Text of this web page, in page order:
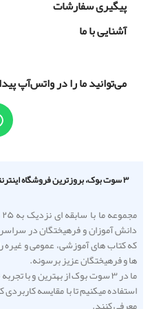
پیگیری سفارشات
آشنایی با ما
می‌توانید ما را در واتس‌آپ
۳ سوت بوک، بروزترین فروشگاه اینترنتی محصولات کمک آموزشی
دانش آموزان و فرهیختگان در
که کتاب های آموزشی، عمومی و
ها و فرهیختگان عزیز برسونه.
ما در ۳ سوت بوک از بهترین و با
استفاده میکنیم تا با مقایسه